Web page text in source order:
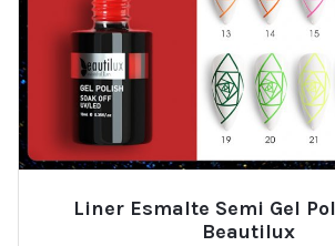
Liner Esmalte Semi Gel
Beautilux